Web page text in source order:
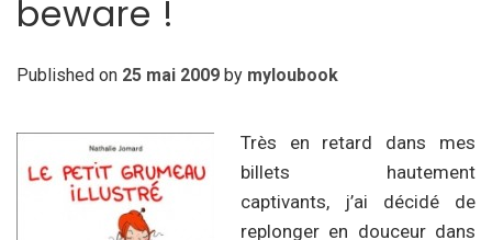
beware !
Published on 25 mai 2009 by myloubook
Très en retard dans mes
billets hautement
captivants, j’ai décidé de
replonger en douceur dans